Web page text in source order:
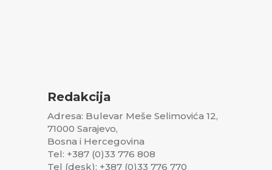
Redakcija
Adresa: Bulevar Meše Selimovića 12,
71000 Sarajevo,
Bosna i Hercegovina
Tel: +387 (0)33 776 808
Tel (desk): +387 (0)33 776 770